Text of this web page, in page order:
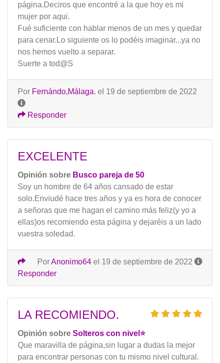
página.Deciros que encontré a la que hoy es mi
mujer por aqui.
Fué suficiente con hablar menos de un mes y quedar
para cenar.Lo siguiente os lo podéis imaginar...ya no
nos hemos vuelto a separar.
Suerte a tod@S
Por Fernándo,Málaga. el 19 de septiembre de 2022
Responder
EXCELENTE
Opinión sobre Busco pareja de 50
Soy un hombre de 64 años cansado de estar
solo.Enviudé hace tres años y ya es hora de conocer
a señoras que me hagan el camino más feliz(y yo a
ellas)os recomiendo esta página y dejaréis a un lado
vuestra soledad.
PorAnonimo64 el 19 de septiembre de 2022
Responder
LA RECOMIENDO.
Opinión sobre Solteros con nivel⭐️
Que maravilla de página,sin lugar a dudas la mejor
para encontrar personas con tu mismo nivel cultural.